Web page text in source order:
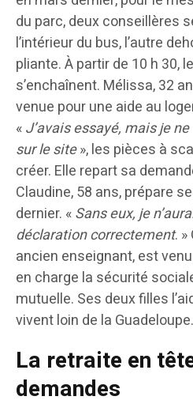
du parc, deux conseillères
l’intérieur du bus, l’autre
pliante. À partir de 10 h 30,
s’enchaînent. Mélissa, 32
venue pour une aide au
«J’avais essayé, mais je
sur le site», les pièces à
créer. Elle repart sa
Claudine, 58 ans, prépare
dernier. «Sans eux, je
déclaration correctement.
ancien enseignant, est
en charge la sécurité
mutuelle. Ses deux filles
vivent loin de la Guadeloupe.
La retraite en
demandes